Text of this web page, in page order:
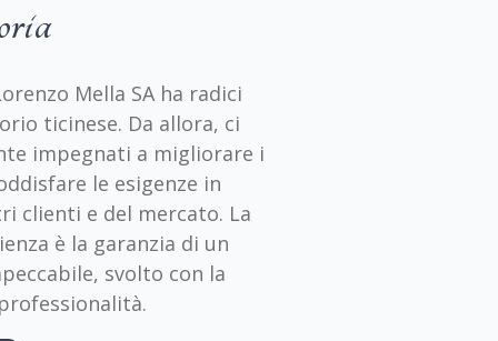
Mella SA ha radici
ticinese. Da allora, ci
impegnati a migliorare i
le esigenze in
clienti e del mercato. La
è la garanzia di un
svolto con la